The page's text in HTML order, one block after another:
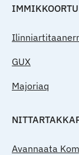
GUX
Majoriaq
Avannaata